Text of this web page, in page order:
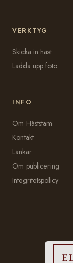
VERKTYG
Skicka in häst
Ladda upp foto
INFO
Om Häststam
Kontakt
Länkar
Om publicering
Integritetspolicy